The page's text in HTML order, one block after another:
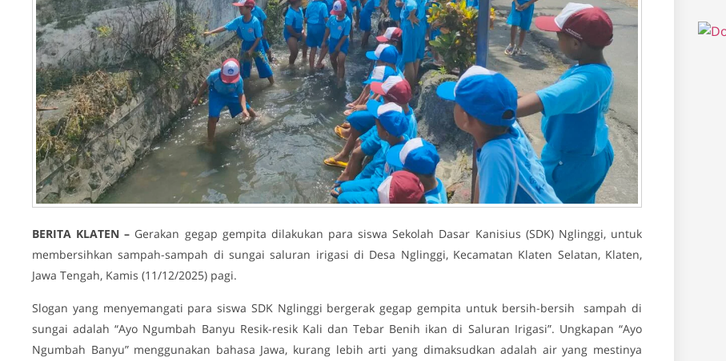
BERITA KLATEN – Gerakan gegap gempita dilakukan para siswa Sekolah Dasar Kanisius (SDK) Nglinggi, untuk
membersihkan sampah-sampah di sungai saluran irigasi di Desa Nglinggi, Kecamatan Klaten Selatan, Klaten,
Jawa Tengah, Kamis (11/12/2025) pagi.
Slogan yang menyemangati para siswa SDK Nglinggi bergerak gegap gempita untuk bersih-bersih sampah di
sungai adalah “Ayo Ngumbah Banyu Resik-resik Kali dan Tebar Benih ikan di Saluran Irigasi”. Ungkapan “Ayo
Ngumbah Banyu” menggunakan bahasa Jawa, kurang lebih arti yang dimaksudkan adalah air yang mestinya